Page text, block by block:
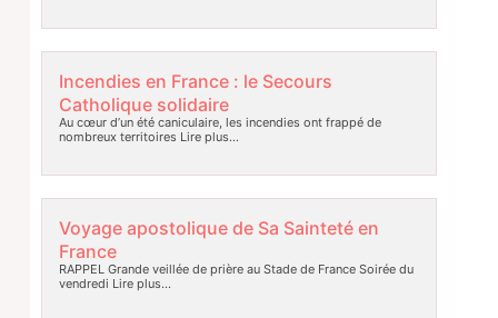
Incendies en France : le Secours
Catholique solidaire
Au cœur d’un été caniculaire, les incendies ont frappé de
nombreux territoires Lire plus…
Voyage apostolique de Sa Sainteté en
France
RAPPEL Grande veillée de prière au Stade de France Soirée du
vendredi Lire plus…